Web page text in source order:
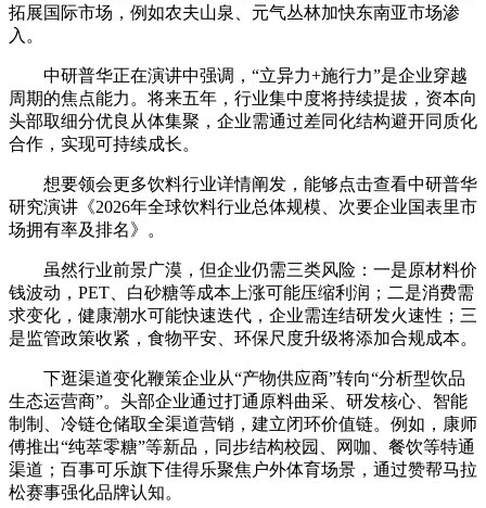
拓展国际市场，例如农夫山泉、元气丛林加快东南亚市场渗
入。
中研普华正在演讲中强调，“立异力+施行力”是企业穿越
周期的焦点能力。将来五年，行业集中度将持续提拔，资本向
头部取细分优良从体集聚，企业需通过差同化结构避开同质化
合作，实现可持续成长。
想要领会更多饮料行业详情阐发，能够点击查看中研普华
研究演讲《2026年全球饮料行业总体规模、次要企业国表里市
场拥有率及排名》。
虽然行业前景广漠，但企业仍需三类风险：一是原材料价
钱波动，PET、白砂糖等成本上涨可能压缩利润；二是消费需
求变化，健康潮水可能快速迭代，企业需连结研发火速性；三
是监管政策收紧，食物平安、环保尺度升级将添加合规成本。
下逛渠道变化鞭策企业从“产物供应商”转向“分析型饮品
生态运营商”。头部企业通过打通原料曲采、研发核心、智能
制制、冷链仓储取全渠道营销，建立闭环价值链。例如，康师
傅推出“纯萃零糖”等新品，同步结构校园、网咖、餐饮等特通
渠道；百事可乐旗下佳得乐聚焦户外体育场景，通过赞帮马拉
松赛事强化品牌认知。